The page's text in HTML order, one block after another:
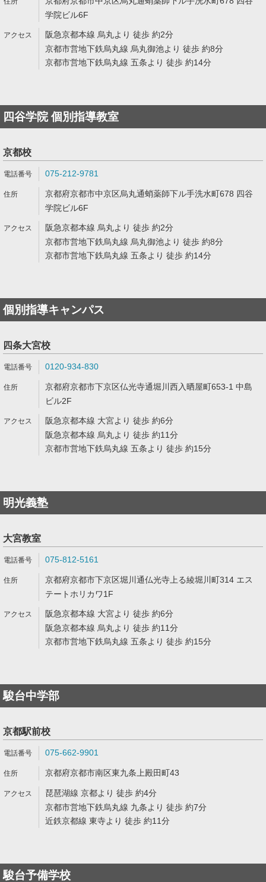
学院ビル6F
阪急京都本線 烏丸より 徒歩 約2分
京都市営地下鉄烏丸線 烏丸御池より 徒歩 約8分
京都市営地下鉄烏丸線 五条より 徒歩 約14分
四谷学院 個別指導教室
京都校
075-212-9781
京都府京都市中京区烏丸通蛸薬師下ル手洗水町678 四谷
学院ビル6F
阪急京都本線 烏丸より 徒歩 約2分
京都市営地下鉄烏丸線 烏丸御池より 徒歩 約8分
京都市営地下鉄烏丸線 五条より 徒歩 約14分
個別指導キャンパス
四条大宮校
0120-934-830
京都府京都市下京区仏光寺通堀川西入晒屋町653-1 中島
ビル2F
阪急京都本線 大宮より 徒歩 約6分
阪急京都本線 烏丸より 徒歩 約11分
京都市営地下鉄烏丸線 五条より 徒歩 約15分
明光義塾
大宮教室
075-812-5161
京都府京都市下京区堀川通仏光寺上る綾堀川町314 エス
テートホリカワ1F
阪急京都本線 大宮より 徒歩 約6分
阪急京都本線 烏丸より 徒歩 約11分
京都市営地下鉄烏丸線 五条より 徒歩 約15分
駿台中学部
京都駅前校
075-662-9901
京都府京都市南区東九条上殿田町43
琵琶湖線 京都より 徒歩 約4分
京都市営地下鉄烏丸線 九条より 徒歩 約7分
近鉄京都線 東寺より 徒歩 約11分
駿台予備学校